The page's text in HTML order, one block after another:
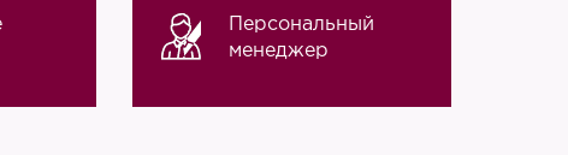
Персональный
менеджер